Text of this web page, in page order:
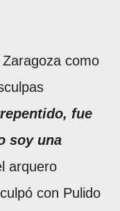
como
fue
soy una
arquero
con Pulido